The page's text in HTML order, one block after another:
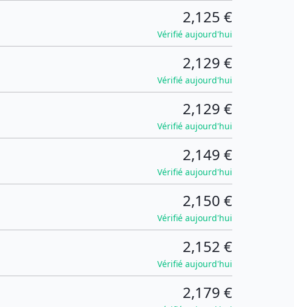
2,125 €
Vérifié aujourd'hui
2,129 €
Vérifié aujourd'hui
2,129 €
Vérifié aujourd'hui
2,149 €
Vérifié aujourd'hui
2,150 €
Vérifié aujourd'hui
2,152 €
Vérifié aujourd'hui
2,179 €